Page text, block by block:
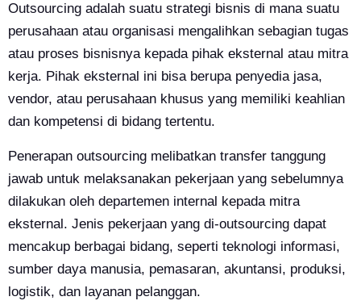
Outsourcing adalah suatu strategi bisnis di mana suatu
perusahaan atau organisasi mengalihkan sebagian tugas
atau proses bisnisnya kepada pihak eksternal atau mitra
kerja. Pihak eksternal ini bisa berupa penyedia jasa,
vendor, atau perusahaan khusus yang memiliki keahlian
dan kompetensi di bidang tertentu.
Penerapan outsourcing melibatkan transfer tanggung
jawab untuk melaksanakan pekerjaan yang sebelumnya
dilakukan oleh departemen internal kepada mitra
eksternal. Jenis pekerjaan yang di-outsourcing dapat
mencakup berbagai bidang, seperti teknologi informasi,
sumber daya manusia, pemasaran, akuntansi, produksi,
logistik, dan layanan pelanggan.